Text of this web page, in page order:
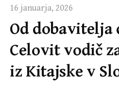
16 januarja, 2026
Od dobavitelja
Celovit vodič
iz Kitajske v